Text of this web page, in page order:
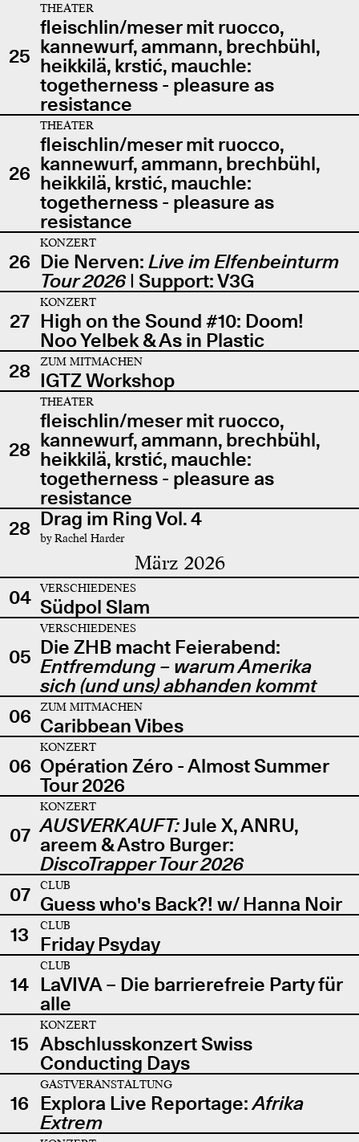
25
THEATER
fleischlin/meser mit ruocco,
kannewurf, ammann, brechbühl,
heikkilä, krstić, mauchle:
togetherness - pleasure as
resistance
26
THEATER
fleischlin/meser mit ruocco,
kannewurf, ammann, brechbühl,
heikkilä, krstić, mauchle:
togetherness - pleasure as
resistance
26
KONZERT
Die Nerven: Live im Elfenbeinturm
Tour 2026| Support: V3G
27
KONZERT
High on the Sound #10: Doom!
Noo Yelbek & As in Plastic
28
ZUM MITMACHEN
IGTZ Workshop
28
THEATER
fleischlin/meser mit ruocco,
kannewurf, ammann, brechbühl,
heikkilä, krstić, mauchle:
togetherness - pleasure as
resistance
28 Drag im Ring Vol. 4
by Rachel Harder
März 2026
04 VERSCHIEDENES
Südpol Slam
05
VERSCHIEDENES
Die ZHB macht Feierabend:
Entfremdung – warum Amerika
sich (und uns) abhanden kommt
06
ZUM MITMACHEN
Caribbean Vibes
06
KONZERT
Opération Zéro - Almost Summer
Tour 2026
07
KONZERT
AUSVERKAUFT:Jule X, ANRU,
areem & Astro Burger:
DiscoTrapper Tour 2026
07
CLUB
Guess who's Back?! w/ Hanna Noir
13
CLUB
Friday Psyday
14
CLUB
LaVIVA – Die barrierefreie Party für
alle
15
KONZERT
Abschlusskonzert Swiss
Conducting Days
16
GASTVERANSTALTUNG
Explora Live Reportage:Afrika
Extrem